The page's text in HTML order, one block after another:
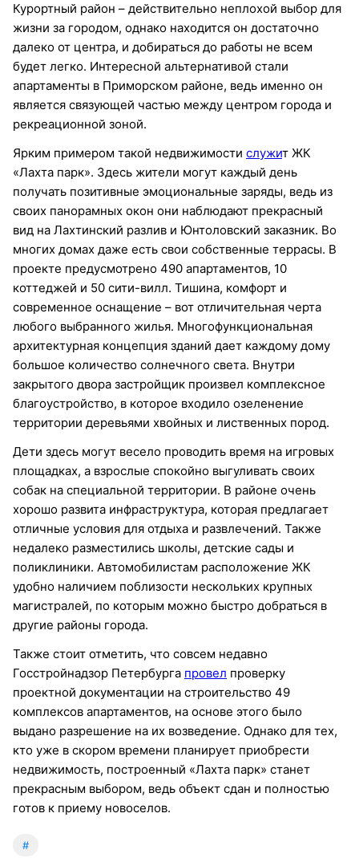
Курортный район – действительно неплохой выбор для
жизни за городом, однако находится он достаточно
далеко от центра, и добираться до работы не всем
будет легко. Интересной альтернативой стали
апартаменты в Приморском районе, ведь именно он
является связующей частью между центром города и
рекреационной зоной.
Ярким примером такой недвижимости служит ЖК
«Лахта парк». Здесь жители могут каждый день
получать позитивные эмоциональные заряды, ведь из
своих панорамных окон они наблюдают прекрасный
вид на Лахтинский разлив и Юнтоловский заказник. Во
многих домах даже есть свои собственные террасы. В
проекте предусмотрено 490 апартаментов, 10
коттеджей и 50 сити-вилл. Тишина, комфорт и
современное оснащение – вот отличительная черта
любого выбранного жилья. Многофункциональная
архитектурная концепция зданий дает каждому дому
большое количество солнечного света. Внутри
закрытого двора застройщик произвел комплексное
благоустройство, в которое входило озеленение
территории деревьями хвойных и лиственных пород.
Дети здесь могут весело проводить время на игровых
площадках, а взрослые спокойно выгуливать своих
собак на специальной территории. В районе очень
хорошо развита инфраструктура, которая предлагает
отличные условия для отдыха и развлечений. Также
недалеко разместились школы, детские сады и
поликлиники. Автомобилистам расположение ЖК
удобно наличием поблизости нескольких крупных
магистралей, по которым можно быстро добраться в
другие районы города.
Также стоит отметить, что совсем недавно
Госстройнадзор Петербурга провел проверку
проектной документации на строительство 49
комплексов апартаментов, на основе этого было
выдано разрешение на их возведение. Однако для тех,
кто уже в скором времени планирует приобрести
недвижимость, построенный «Лахта парк» станет
прекрасным выбором, ведь объект сдан и полностью
готов к приему новоселов.
#